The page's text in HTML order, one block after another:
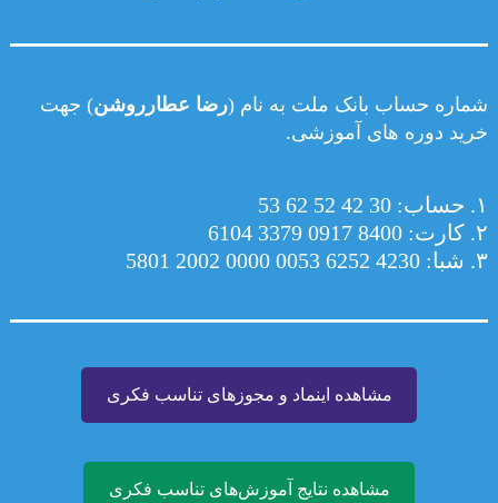
شماره حساب بانک ملت به نام (رضا عطارروشن) جهت
خرید دوره های آموزشی.
۱. حساب: 30 42 52 62 53
۲. کارت: 8400 0917 3379 6104
۳. شبا: 4230 6252 0053 0000 2002 5801
مشاهده اینماد و مجوزهای تناسب فکری
مشاهده نتایج آموزش‌های تناسب فکری